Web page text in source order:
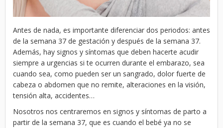
Antes de nada, es importante diferenciar dos periodos: antes
de la semana 37 de gestación y después de la semana 37.
Además, hay signos y síntomas que deben hacerte acudir
siempre a urgencias si te ocurren durante el embarazo, sea
cuando sea, como pueden ser un sangrado, dolor fuerte de
cabeza o abdomen que no remite, alteraciones en la visión,
tensión alta, accidentes…
Nosotros nos centraremos en signos y síntomas de parto a
partir de la semana 37, que es cuando el bebé ya no se